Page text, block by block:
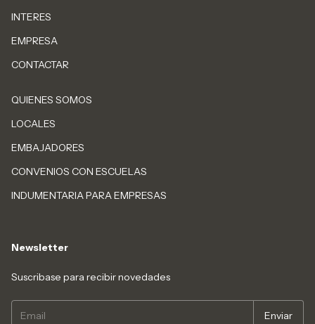
INTERES
EMPRESA
CONTACTAR
QUIENES SOMOS
LOCALES
EMBAJADORES
CONVENIOS CON ESCUELAS
INDUMENTARIA PARA EMPRESAS
Newsletter
Suscribase para recibir novedades